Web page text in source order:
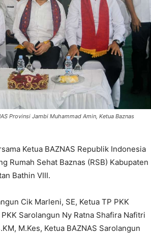
Provinsi Jambi Muhammad Amin, Ketua Baznas
Ketua BAZNAS Republik Indonesia
Rumah Sehat Baznas (RSB) Kabupaten
Bathin VIII.
Cik Marleni, SE, Ketua TP PKK
Sarolangun Ny Ratna Shafira Nafitri
M.Kes, Ketua BAZNAS Sarolangun